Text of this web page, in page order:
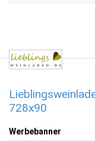
728x90
Werbebanner